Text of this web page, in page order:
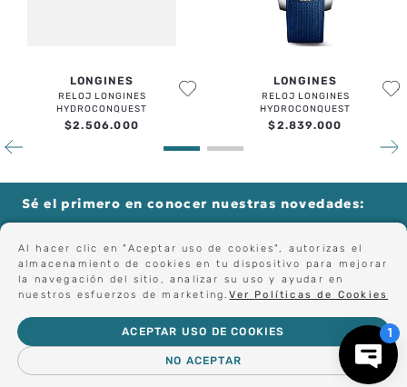
Al hacer clic en "Aceptar uso de cookies", autorizas el
almacenamiento de cookies en tu dispositivo para mejorar
la navegación del sitio, analizar su uso y ayudar en
nuestros esfuerzos de marketing.Ver Políticas de Cookies
NO ACEPTAR
ACEPTAR USO DE COOKIES
LONGINES
RELOJ LONGINES
HYDROCONQUEST
$2.506.000
LONGINES
RELOJ LONGINES
HYDROCONQUEST
$2.839.000
Sé el primero en conocer nuestras novedades:
Forma parte de nuestros clientes exclusivos.